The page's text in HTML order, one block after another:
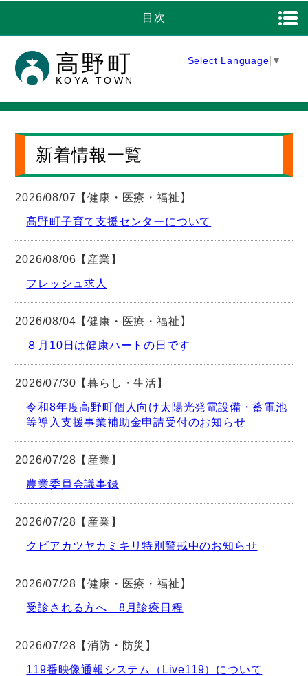
高野町
KOYA TOWN
Select Language ▼
目次
新着情報一覧
2026/08/07【健康・医療・福祉】
高野町子育て支援センターについて
2026/08/06【産業】
フレッシュ求人
2026/08/04【健康・医療・福祉】
８月10日は健康ハートの日です
2026/07/30【暮らし・生活】
令和8年度高野町個人向け太陽光発電設備・蓄電池
等導入支援事業補助金申請受付のお知らせ
2026/07/28【産業】
農業委員会議事録
2026/07/28【産業】
クビアカツヤカミキリ特別警戒中のお知らせ
2026/07/28【健康・医療・福祉】
受診される方へ 8月診療日程
2026/07/28【消防・防災】
119番映像通報システム（Live119）について